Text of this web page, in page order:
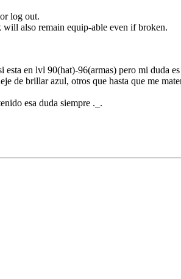
log out.
will also remain equip-able even if broken.
en lvl 90(hat)-96(armas) pero mi duda
de brillar azul, otros que hasta que me
esa duda siempre ._.